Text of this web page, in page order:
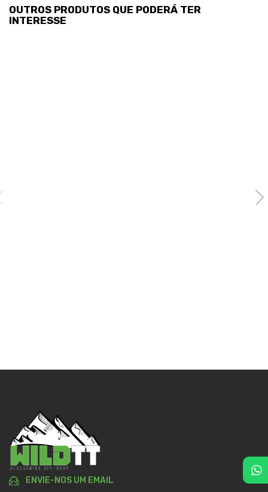
OUTROS PRODUTOS QUE PODERÁ TER
INTERESSE
ENVIE-NOS UM EMAIL